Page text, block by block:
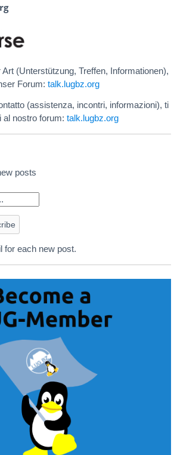
(Unterstützung, Treffen, Informationen),
Forum: talk.lugbz.org
(assistenza, incontri, informazioni), ti
al nostro forum: talk.lugbz.org
posts
for each new post.